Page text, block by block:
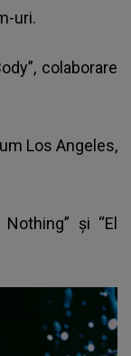
uri.
colaborare
Los Angeles,
și “El